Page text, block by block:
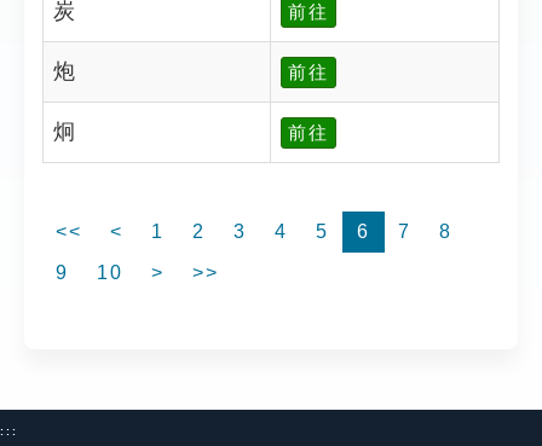
炭 前往
炮 前往
炯 前往
<< < 1 2 3 4 5 6 7
8
9
10 > >>
:::